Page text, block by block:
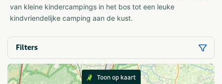
van kleine kindercampings in het bos tot een leuke
kindvriendelijke camping aan de kust.
Filters
Toon op kaart